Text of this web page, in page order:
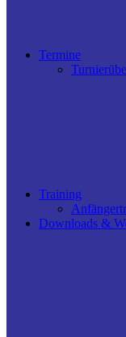
Termine
Training
Downloads &